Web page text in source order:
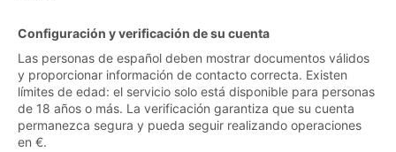
Configuración y verificación de su cuenta
Las personas de español deben mostrar documentos válidos
y proporcionar información de contacto correcta. Existen
límites de edad: el servicio solo está disponible para personas
de 18 años o más. La verificación garantiza que su cuenta
permanezca segura y pueda seguir realizando operaciones
en €.